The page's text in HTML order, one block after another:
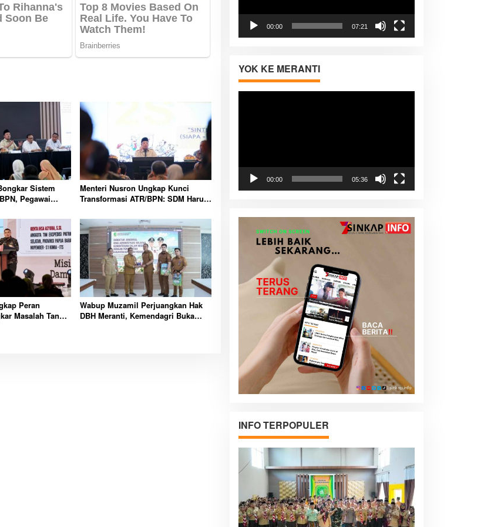
Sistem
Pegawai
Menteri Nusron Ungkap Kunci
Transformasi ATR/BPN: SDM Harus
Peran
Masalah Tanah
Wabup Muzamil Perjuangkan Hak
DBH Meranti, Kemendagri Buka
00:00 07:21
YOK KE MERANTI
00:00 05:36
INFO TERPOPULER